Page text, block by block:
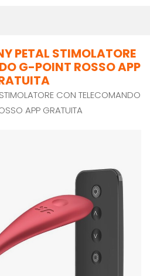
PETAL STIMOLATORE
G-POINT ROSSO APP
CON TELECOMANDO
APP GRATUITA